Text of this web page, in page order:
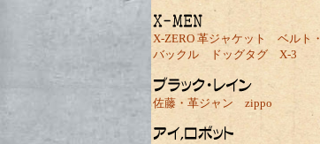
X-ZERO 革ジャケット
ベルト・
バックル
ドッグタグ X-3
佐藤・革ジャン zippo